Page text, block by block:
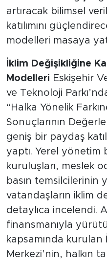
artıracak bilimsel
katılımını
modelleri masaya
İklim Değişikliğine
Modelleri Eskişehir
ve Teknoloji
“Halka Yönelik
Sonuçlarının
geniş bir paydaş
yaptı. Yerel yönetim
kuruluşları, meslek
basın temsilcilerinin
vatandaşların iklim
detaylıca incelendi.
finansmanıyla
kapsamında kurulan
Merkezi’nin, halkın